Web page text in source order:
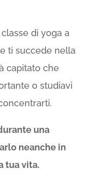
di yoga a
ti succede nella
capitato che
o studiavi
una
neanche in
tua vita.